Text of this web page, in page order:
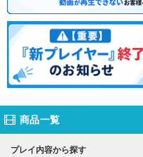
商品一覧
プレイ内容から探す